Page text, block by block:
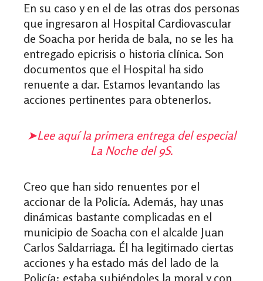
En su caso y en el de las otras dos personas
que ingresaron al Hospital Cardiovascular
de Soacha por herida de bala, no se les ha
entregado epicrisis o historia clínica. Son
documentos que el Hospital ha sido
renuente a dar. Estamos levantando las
acciones pertinentes para obtenerlos.
➤Lee aquí la primera entrega del especial
La Noche del 9S.
Creo que han sido renuentes por el
accionar de la Policía. Además, hay unas
dinámicas bastante complicadas en el
municipio de Soacha con el alcalde Juan
Carlos Saldarriaga. Él ha legitimado ciertas
acciones y ha estado más del lado de la
Policía: estaba subiéndoles la moral y con